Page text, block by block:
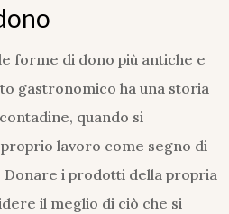
forme di dono più antiche e
gastronomico ha una storia
quando si
lavoro come segno di
Donare i prodotti della propria
il meglio di ciò che si